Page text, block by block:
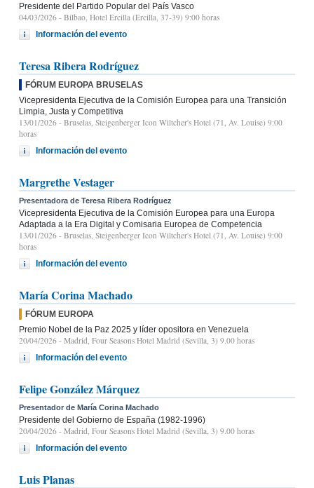
Presidente del Partido Popular del País Vasco
04/03/2026 - Bilbao, Hotel Ercilla (Ercilla, 37-39) 9:00 horas
Información del evento
Teresa Ribera Rodríguez
FÓRUM EUROPA BRUSELAS
Vicepresidenta Ejecutiva de la Comisión Europea para una Transición
Limpia, Justa y Competitiva
13/01/2026 - Bruselas, Steigenberger Icon Wiltcher's Hotel (71, Av. Louise) 9:00
horas
Información del evento
Margrethe Vestager
Presentadora de Teresa Ribera Rodríguez
Vicepresidenta Ejecutiva de la Comisión Europea para una Europa
Adaptada a la Era Digital y Comisaria Europea de Competencia
13/01/2026 - Bruselas, Steigenberger Icon Wiltcher's Hotel (71, Av. Louise) 9:00
horas
Información del evento
María Corina Machado
FÓRUM EUROPA
Premio Nobel de la Paz 2025 y líder opositora en Venezuela
20/04/2026 - Madrid, Four Seasons Hotel Madrid (Sevilla, 3) 9.00 horas
Información del evento
Felipe González Márquez
Presentador de María Corina Machado
Presidente del Gobierno de España (1982-1996)
20/04/2026 - Madrid, Four Seasons Hotel Madrid (Sevilla, 3) 9.00 horas
Información del evento
Luis Planas